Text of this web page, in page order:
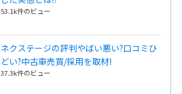
53.1k件のビュー
ネクステージの評判やばい悪い?口コミひ
どい?中古車売買/採用を取材!
37.3k件のビュー